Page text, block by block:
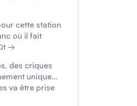
cette station
où il fait
→
des criques
unique…
va être prise